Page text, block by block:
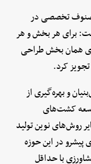
صنوف تخصصی در
برای هر بخش و هر
همان بخش طراحی
کرد.
و بهره‌گیری از
کشت‌های
روش‌های نوین تولید
پیشرو در این حوزه
با حداقل